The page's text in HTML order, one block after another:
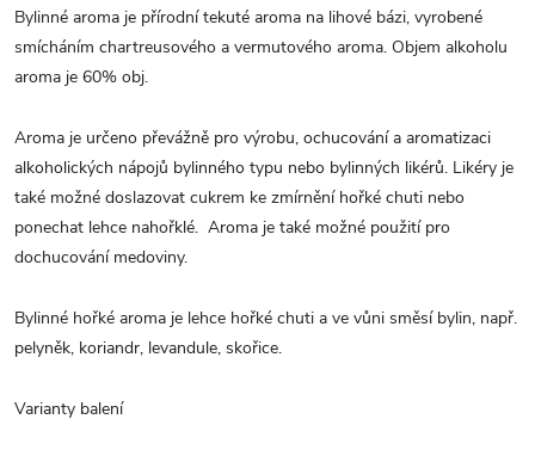
Bylinné aroma je přírodní tekuté aroma na lihové bázi, vyrobené
smícháním chartreusového a vermutového aroma. Objem alkoholu
aroma je 60% obj.
Aroma je určeno převážně pro výrobu, ochucování a aromatizaci
alkoholických nápojů bylinného typu nebo bylinných likérů. Likéry je
také možné doslazovat cukrem ke zmírnění hořké chuti nebo
ponechat lehce nahořklé. Aroma je také možné použití pro
dochucování medoviny.
Bylinné hořké aroma je lehce hořké chuti a ve vůni směsí bylin, např.
pelyněk, koriandr, levandule, skořice.
Varianty balení